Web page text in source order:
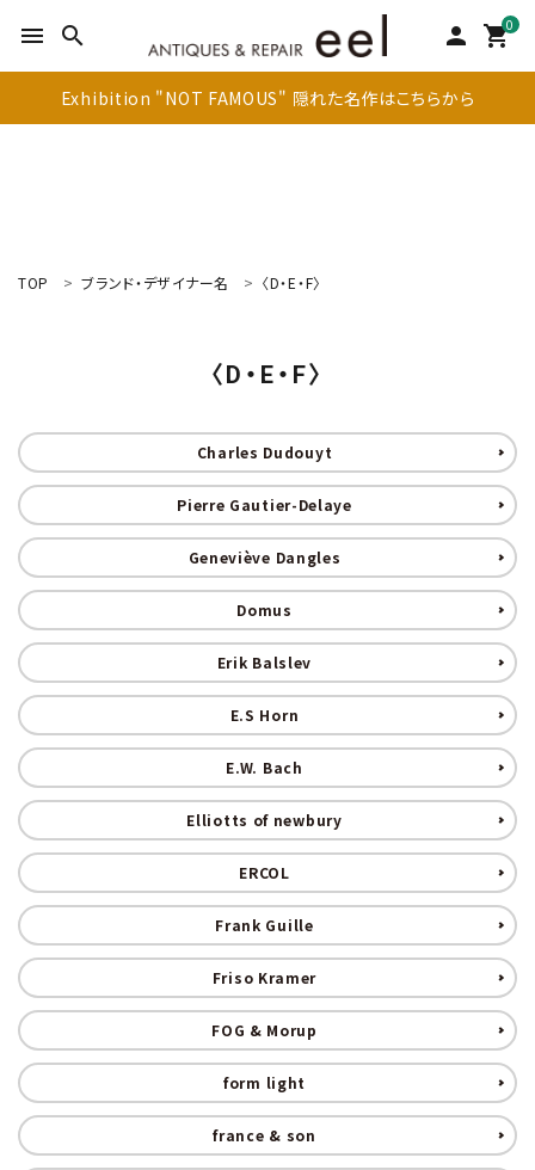
menu search person 0
shopping_cart
Exhibition "NOT FAMOUS" 隠れた名作はこちらから
search
アイテムを探す
ソファ
照明
ドア
雑貨
BRAND
お気に入りリスト
卸販売
TOP ブランド・デザイナー名 〈D・E・F〉
〈D・E・F〉
Charles Dudouyt
Pierre Gautier-Delaye
Geneviève Dangles
Domus
Erik Balslev
E.S Horn
E.W. Bach
Elliotts of newbury
ERCOL
Frank Guille
Friso Kramer
FOG & Morup
form light
france & son